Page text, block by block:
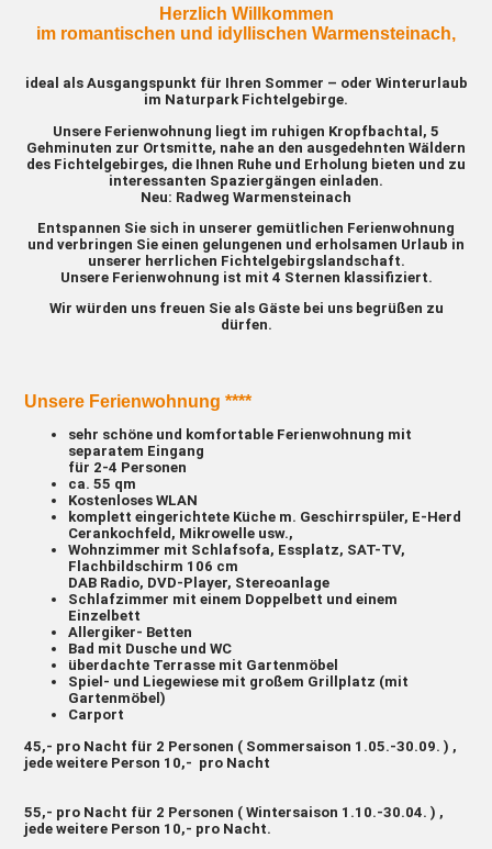
Herzlich Willkommen
im romantischen und idyllischen Warmensteinach,
ideal als Ausgangspunkt für Ihren Sommer – oder Winterurlaub
im Naturpark Fichtelgebirge.
Unsere Ferienwohnung liegt im ruhigen Kropfbachtal, 5
Gehminuten zur Ortsmitte, nahe an den ausgedehnten Wäldern
des Fichtelgebirges, die Ihnen Ruhe und Erholung bieten und zu
interessanten Spaziergängen einladen.
Neu: Radweg Warmensteinach
Entspannen Sie sich in unserer gemütlichen Ferienwohnung
und verbringen Sie einen gelungenen und erholsamen Urlaub in
unserer herrlichen Fichtelgebirgslandschaft.
Unsere Ferienwohnung ist mit 4 Sternen klassifiziert.
Wir würden uns freuen Sie als Gäste bei uns begrüßen zu
dürfen.
Unsere Ferienwohnung ****
sehr schöne und komfortable Ferienwohnung mit
separatem Eingang
für 2-4 Personen
ca. 55 qm
Kostenloses WLAN
komplett eingerichtete Küche m. Geschirrspüler, E-Herd
Cerankochfeld, Mikrowelle usw.,
Wohnzimmer mit Schlafsofa, Essplatz, SAT-TV,
Flachbildschirm 106 cm
DAB Radio, DVD-Player, Stereoanlage
Schlafzimmer mit einem Doppelbett und einem
Einzelbett
Allergiker- Betten
Bad mit Dusche und WC
überdachte Terrasse mit Gartenmöbel
Spiel- und Liegewiese mit großem Grillplatz (mit
Gartenmöbel)
Carport
45,- pro Nacht für 2 Personen ( Sommersaison 1.05.-30.09. ) ,
jede weitere Person 10,- pro Nacht
55,- pro Nacht für 2 Personen ( Wintersaison 1.10.-30.04. ) ,
jede weitere Person 10,- pro Nacht.